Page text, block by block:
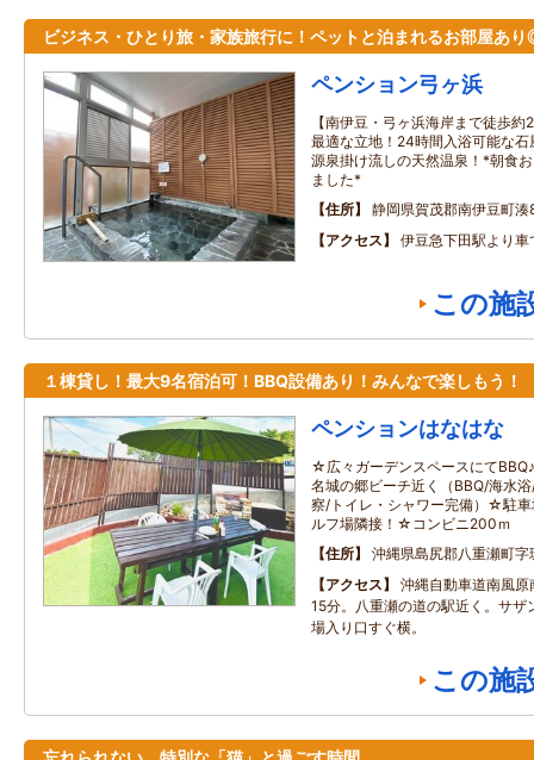
ビジネス・ひとり旅・家族旅行に！ペットと泊まれるお部屋あ
ペンション弓ヶ浜
【南伊豆・弓ヶ浜海岸まで徒歩
最適な立地！24時間入浴可能な
源泉掛け流しの天然温泉！*朝食
ました*
住所
静岡県賀茂郡南伊豆町湊
アクセス
伊豆急下田駅より
この施
１棟貸し！最大9名宿泊可！BBQ設備あり！みんなで楽しもう！
ペンションはなはな
☆広々ガーデンスペースにて
名城の郷ビーチ近く（BBQ/海水
察/トイレ・シャワー完備）☆駐
ルフ場隣接！☆コンビニ200ｍ
住所
沖縄県島尻郡八重瀬町
アクセス
沖縄自動車道南風
15分。八重瀬の道の駅近く。サザ
場入り口すぐ横。
この施